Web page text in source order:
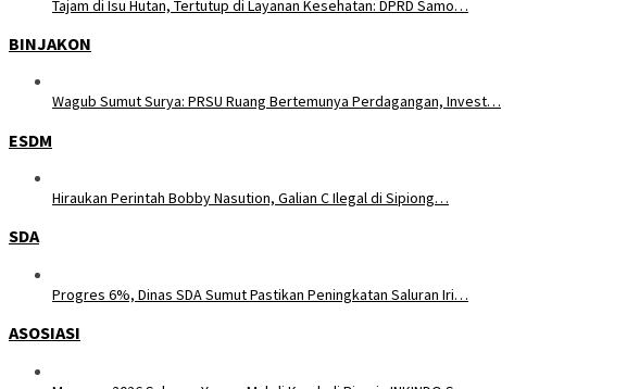
Tajam di Isu Hutan, Tertutup di Layanan Kesehatan: DPRD Samo…
BINJAKON
Wagub Sumut Surya: PRSU Ruang Bertemunya Perdagangan, Invest…
ESDM
Hiraukan Perintah Bobby Nasution, Galian C Ilegal di Sipiong…
SDA
Progres 6%, Dinas SDA Sumut Pastikan Peningkatan Saluran Iri…
ASOSIASI